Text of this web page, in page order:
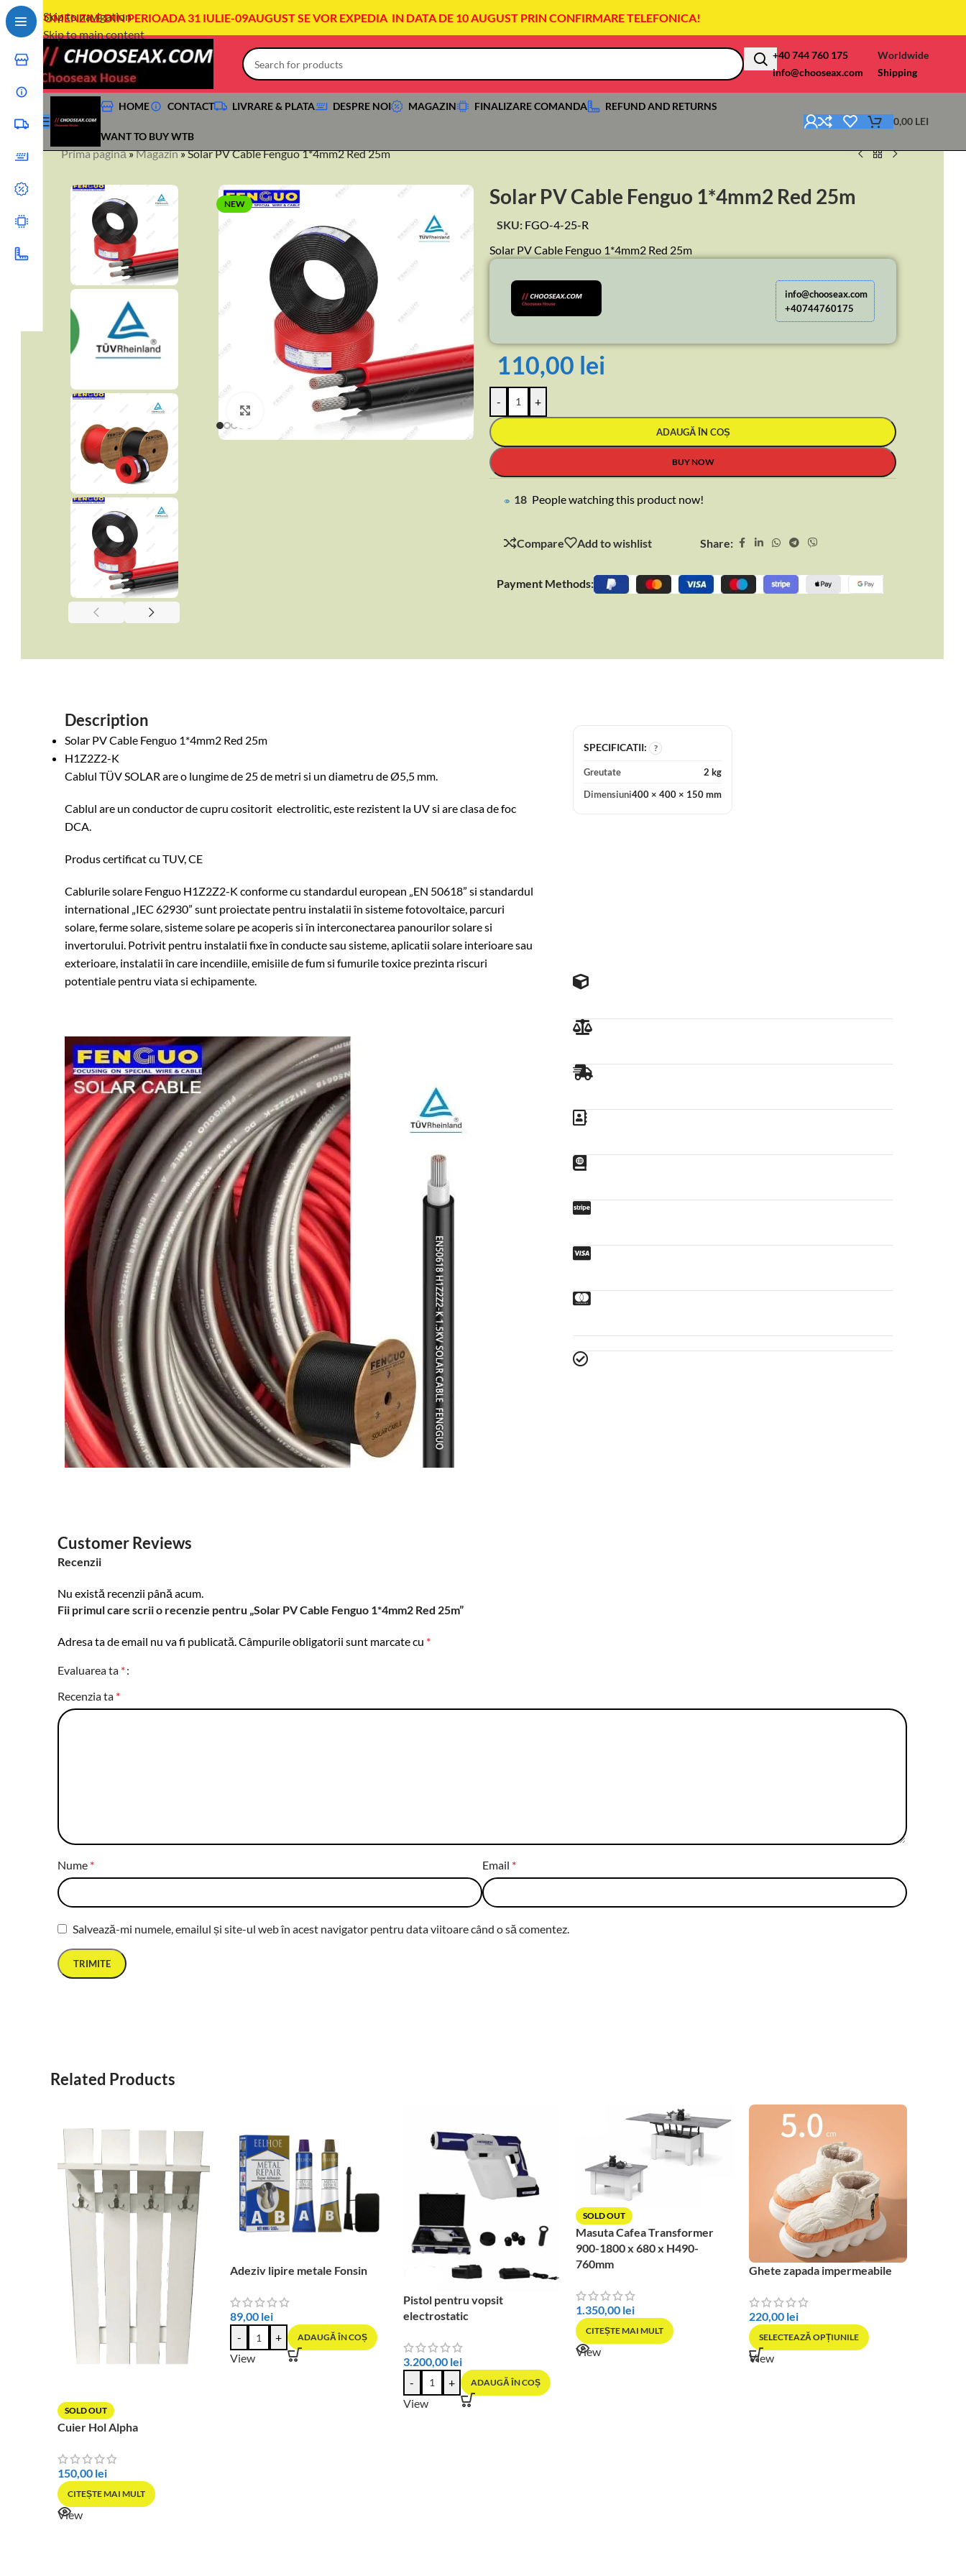
Skip to navigation
Skip to main content
+40744760175
COMENZILE DIN PERIOADA 31 IULIE-09AUGUST SE VOR EXPEDIA IN DATA DE 10 AUGUST PRIN CONFIRMARE TELEFONICA!
+40 744 760 175
info@chooseax.com
Worldwide
Shipping
HOME CONTACT LIVRARE & PLATA DESPRE NOI MAGAZIN FINALIZARE COMANDA REFUND AND RETURNS
WANT TO BUY WTB
0,00 LEI
Prima pagină»Magazin»Solar PV Cable Fenguo 1*4mm2 Red 25m
NEW
Click to enlarge
Solar PV Cable Fenguo 1*4mm2 Red 25m
SKU: FGO-4-25-R
Solar PV Cable Fenguo 1*4mm2 Red 25m
info@chooseax.com
+40744760175
110,00 lei
- +
ADAUGĂ ÎN COȘ
BUY NOW
17 People watching this product now!
Compare Add to wishlist Share:
Payment Methods:
Description
Solar PV Cable Fenguo 1*4mm2 Red 25m
H1Z2Z2-K
Cablul TÜV SOLAR are o lungime de 25 de metri si un diametru de Ø5,5 mm.
Cablul are un conductor de cupru cositorit electrolitic, este rezistent la UV si are clasa de foc
DCA.
Produs certificat cu TUV, CE
Cablurile solare Fenguo H1Z2Z2-K conforme cu standardul european „EN 50618” si standardul
international „IEC 62930” sunt proiectate pentru instalatii în sisteme fotovoltaice, parcuri
solare, ferme solare, sisteme solare pe acoperis si în interconectarea panourilor solare si
invertorului. Potrivit pentru instalatii fixe în conducte sau sisteme, aplicatii solare interioare sau
exterioare, instalatii în care incendiile, emisiile de fum si fumurile toxice prezinta riscuri
potentiale pentru viata si echipamente.
SPECIFICATII: ?
Greutate
2 kg
Dimensiuni400 × 400 × 150 mm
Customer Reviews
Recenzii
Nu există recenzii până acum.
Fii primul care scrii o recenzie pentru „Solar PV Cable Fenguo 1*4mm2 Red 25m”
Adresa ta de email nu va fi publicată. Câmpurile obligatorii sunt marcate cu *
Evaluarea ta *
Recenzia ta *
Nume * Email *
Salvează-mi numele, emailul și site-ul web în acest navigator pentru data viitoare când o să comentez.
Related Products
SOLD OUT
Cuier Hol Alpha
150,00 lei
CITEȘTE MAI MULT
View
Adeziv lipire metale Fonsin
89,00 lei
-
+ ADAUGĂ ÎN COȘ
View
Pistol pentru vopsit
electrostatic
3.200,00 lei
-
+ ADAUGĂ ÎN COȘ
View
SOLD OUT
Masuta Cafea Transformer
900-1800 x 680 x H490-
760mm
1.350,00 lei
CITEȘTE MAI MULT
View
Ghete zapada impermeabile
220,00 lei
SELECTEAZĂ OPȚIUNILE
View